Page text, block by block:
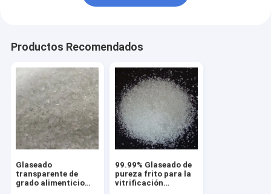
Productos Recomendados
Glaseado
transparente de
grado alimenticio
99.99% Glaseado de
pureza frito para la
vitrificación